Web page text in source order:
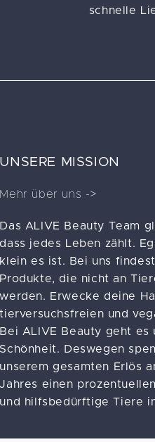
schnelle
UNSERE MISSION
Mehr über uns ->
Das ALIVE Beauty Team
dass jedes Leben zählt.
klein es ist. Bei uns
Produkte, die nicht an
werden. Erwecke deine
tierversuchsfreien und
Bei ALIVE Beauty geht es
Schönheit. Deswegen
unserem gesamten Erlös
Jahres einen
und hilfsbedürftige Tiere